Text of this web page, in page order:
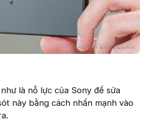
là nỗ lực của Sony để sửa
này bằng cách nhấn mạnh vào